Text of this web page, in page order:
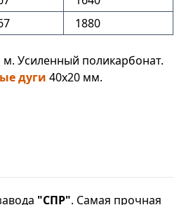
1880
Усиленный поликарбонат.
дуги 40х20 мм.
"СПР". Самая прочная